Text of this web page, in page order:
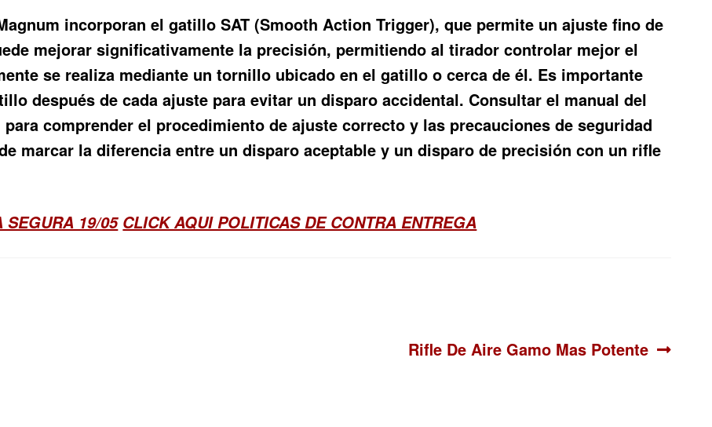
incorporan el gatillo SAT (Smooth Action Trigger), que permite un ajuste fino de
mejorar significativamente la precisión, permitiendo al tirador controlar mejor el
se realiza mediante un tornillo ubicado en el gatillo o cerca de él. Es importante
después de cada ajuste para evitar un disparo accidental. Consultar el manual del
comprender el procedimiento de ajuste correcto y las precauciones de seguridad
marcar la diferencia entre un disparo aceptable y un disparo de precisión con un rifle
SEGURA 19/05 CLICK AQUI POLITICAS DE CONTRA ENTREGA
Siguiente:
Rifle De Aire Gamo Mas Potente